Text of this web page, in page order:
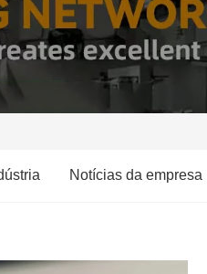
Notícias da empresa